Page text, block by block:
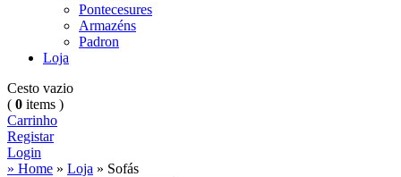
Pontecesures
Armazéns
Padron
Loja
Cesto vazio
( 0 items )
Carrinho
Registar
Login
» Home » Loja » Sofás